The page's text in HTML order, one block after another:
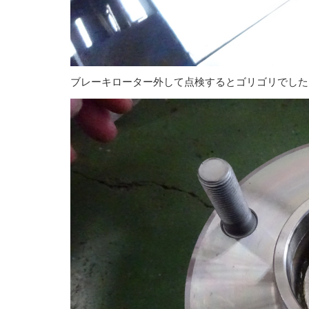
ブレーキローター外して点検するとゴリゴリでし